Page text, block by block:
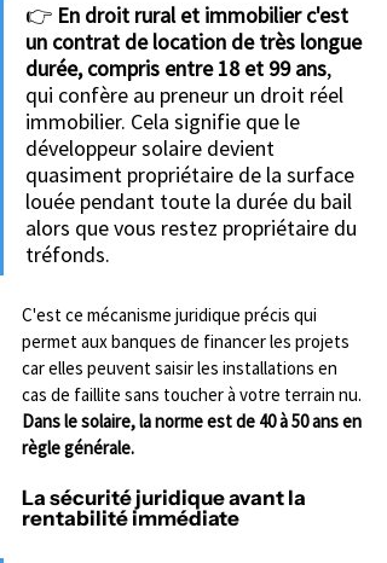
👉 En droit rural et immobilier c'est
un contrat de location de très longue
durée, compris entre 18 et 99 ans,
qui confère au preneur un droit réel
immobilier. Cela signifie que le
développeur solaire devient
quasiment propriétaire de la surface
louée pendant toute la durée du bail
alors que vous restez propriétaire du
tréfonds.
C'est ce mécanisme juridique précis qui
permet aux banques de financer les projets
car elles peuvent saisir les installations en
cas de faillite sans toucher à votre terrain nu.
Dans le solaire, la norme est de 40 à 50 ans en
règle générale.
La sécurité juridique avant la
rentabilité immédiate